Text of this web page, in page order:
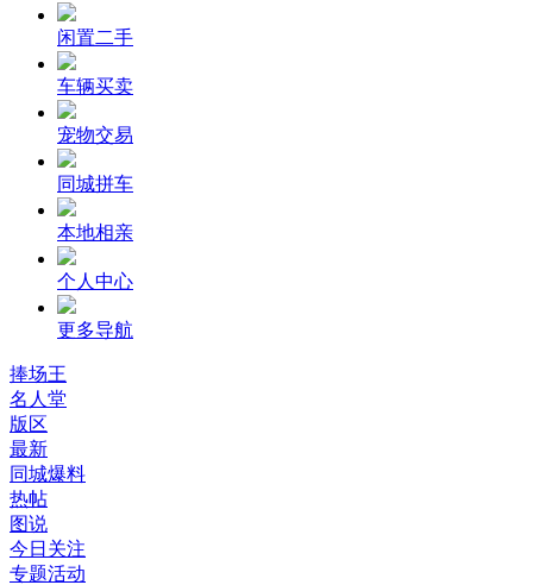
闲置二手
车辆买卖
宠物交易
同城拼车
本地相亲
个人中心
更多导航
捧场王
名人堂
版区
最新
同城爆料
热帖
图说
今日关注
专题活动